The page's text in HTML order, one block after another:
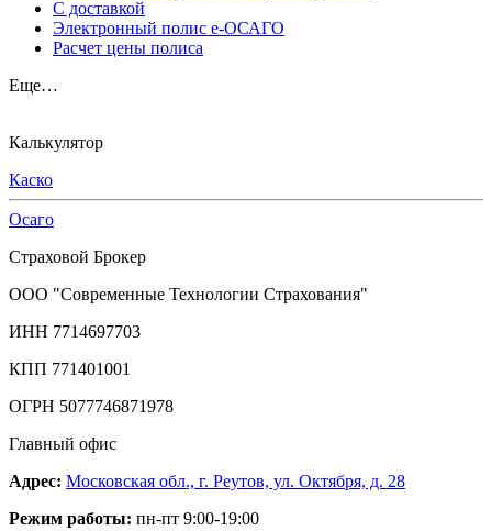
С доставкой
Электронный полис е-ОСАГО
Расчет цены полиса
Еще…
Калькулятор
Каско
Осаго
Страховой Брокер
ООО "Современные Технологии Страхования"
ИНН 7714697703
КПП 771401001
ОГРН 5077746871978
Главный офис
Адрес: Московская обл., г. Реутов, ул. Октября, д. 28
Режим работы: пн-пт 9:00-19:00